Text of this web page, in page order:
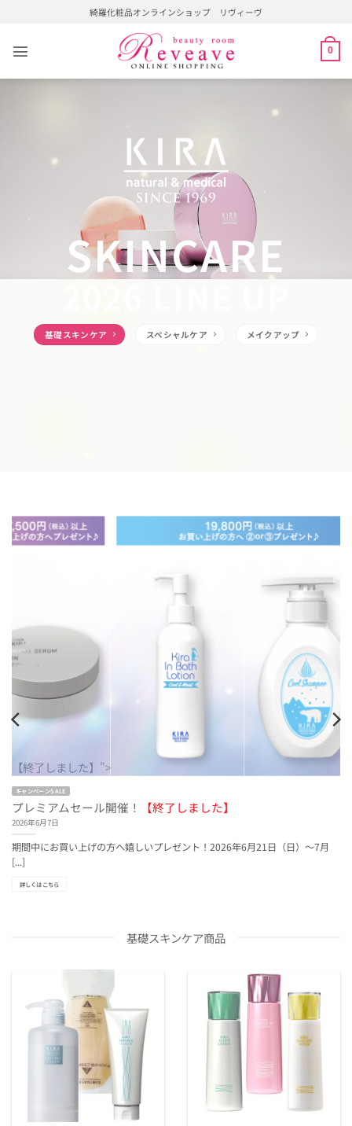
content
綺羅化粧品オンラインショップ リヴィーヴ
0
SKINCARE
基礎スキンケア スペシャルケア メイクアップ
【終了しました】">
キャンペーンSALE
プレミアムセール開催！ 【終了しました】
2026年6月7日
期間中にお買い上げの方へ嬉しいプレゼント！2026年6月21日（日）～7月
[...]
詳しくはこちら
基礎スキンケア商品